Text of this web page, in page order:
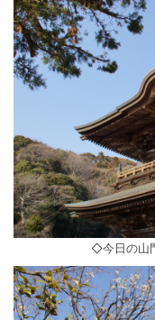
◇今日の山